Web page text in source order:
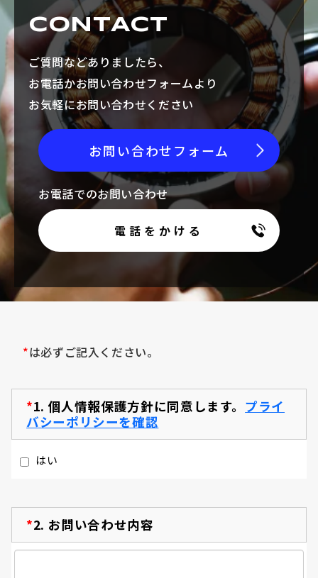
CONTACT
ご質問などありましたら、
お電話かお問い合わせフォームより
お気軽にお問い合わせください
お問い合わせフォーム
お電話でのお問い合わせ
電話をかける
*は必ずご記入ください。
*1. 個人情報保護方針に同意します。 プライ
バシーポリシーを確認
はい
*2. お問い合わせ内容